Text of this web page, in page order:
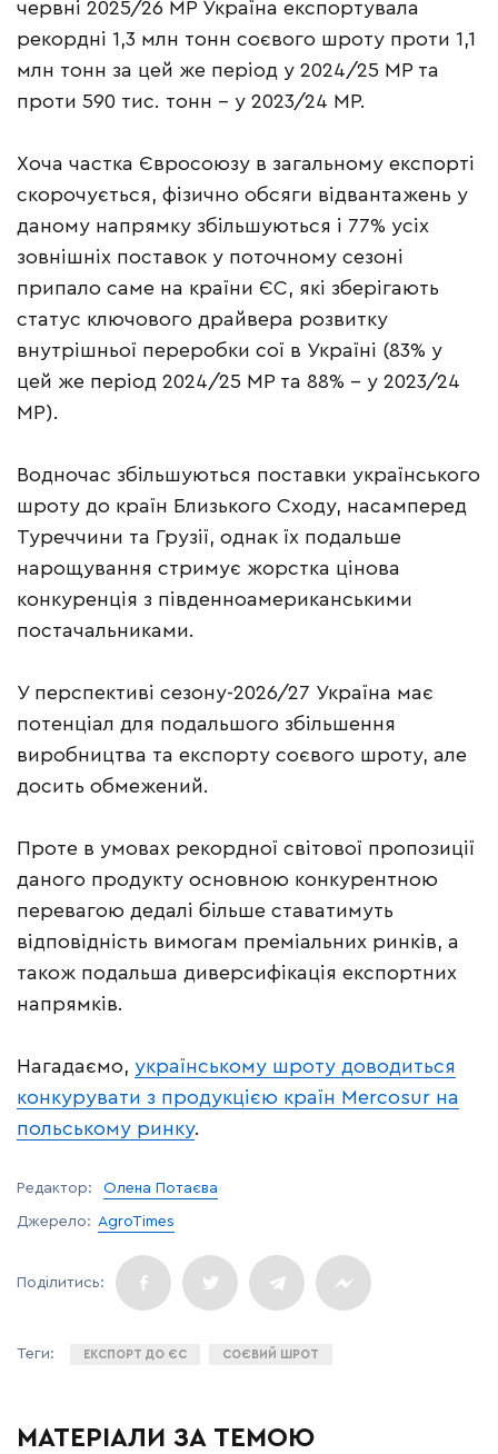
червні 2025/26 МР Україна експортувала
рекордні 1,3 млн тонн соєвого шроту проти 1,1
млн тонн за цей же період у 2024/25 МР та
проти 590 тис. тонн – у 2023/24 МР.
Хоча частка Євросоюзу в загальному експорті
скорочується, фізично обсяги відвантажень у
даному напрямку збільшуються і 77% усіх
зовнішніх поставок у поточному сезоні
припало саме на країни ЄС, які зберігають
статус ключового драйвера розвитку
внутрішньої переробки сої в Україні (83% у
цей же період 2024/25 МР та 88% – у 2023/24
МР).
Водночас збільшуються поставки українського
шроту до країн Близького Сходу, насамперед
Туреччини та Грузії, однак їх подальше
нарощування стримує жорстка цінова
конкуренція з південноамериканськими
постачальниками.
У перспективі сезону-2026/27 Україна має
потенціал для подальшого збільшення
виробництва та експорту соєвого шроту, але
досить обмежений.
Проте в умовах рекордної світової пропозиції
даного продукту основною конкурентною
перевагою дедалі більше ставатимуть
відповідність вимогам преміальних ринків, а
також подальша диверсифікація експортних
напрямків.
Нагадаємо, українському шроту доводиться
конкурувати з продукцією країн Mercosur на
польському ринку.
Редактор: Олена Потаєва
Джерело: AgroTimes
ЕКСПОРТ ДО ЄС СОЄВИЙ ШРОТ
МАТЕРІАЛИ ЗА ТЕМОЮ